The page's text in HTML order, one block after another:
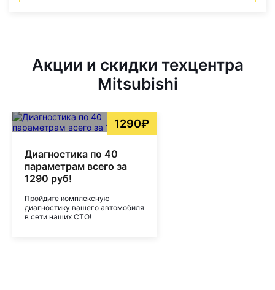
Акции и скидки техцентра
Mitsubishi
1290₽
Диагностика по 40
параметрам всего за
1290 руб!
Пройдите комплексную
диагностику вашего автомобиля
в сети наших СТО!